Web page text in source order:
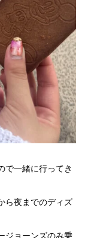
で一緒に行ってき
ら夜までのディズ
ジョーンズのみ乗